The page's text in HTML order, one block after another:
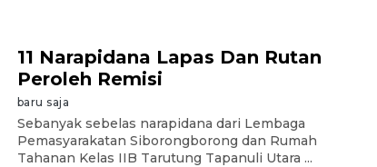
11 Narapidana Lapas Dan Rutan
Peroleh Remisi
baru saja
Sebanyak sebelas narapidana dari Lembaga
Pemasyarakatan Siborongborong dan Rumah
Tahanan Kelas IIB Tarutung Tapanuli Utara ...